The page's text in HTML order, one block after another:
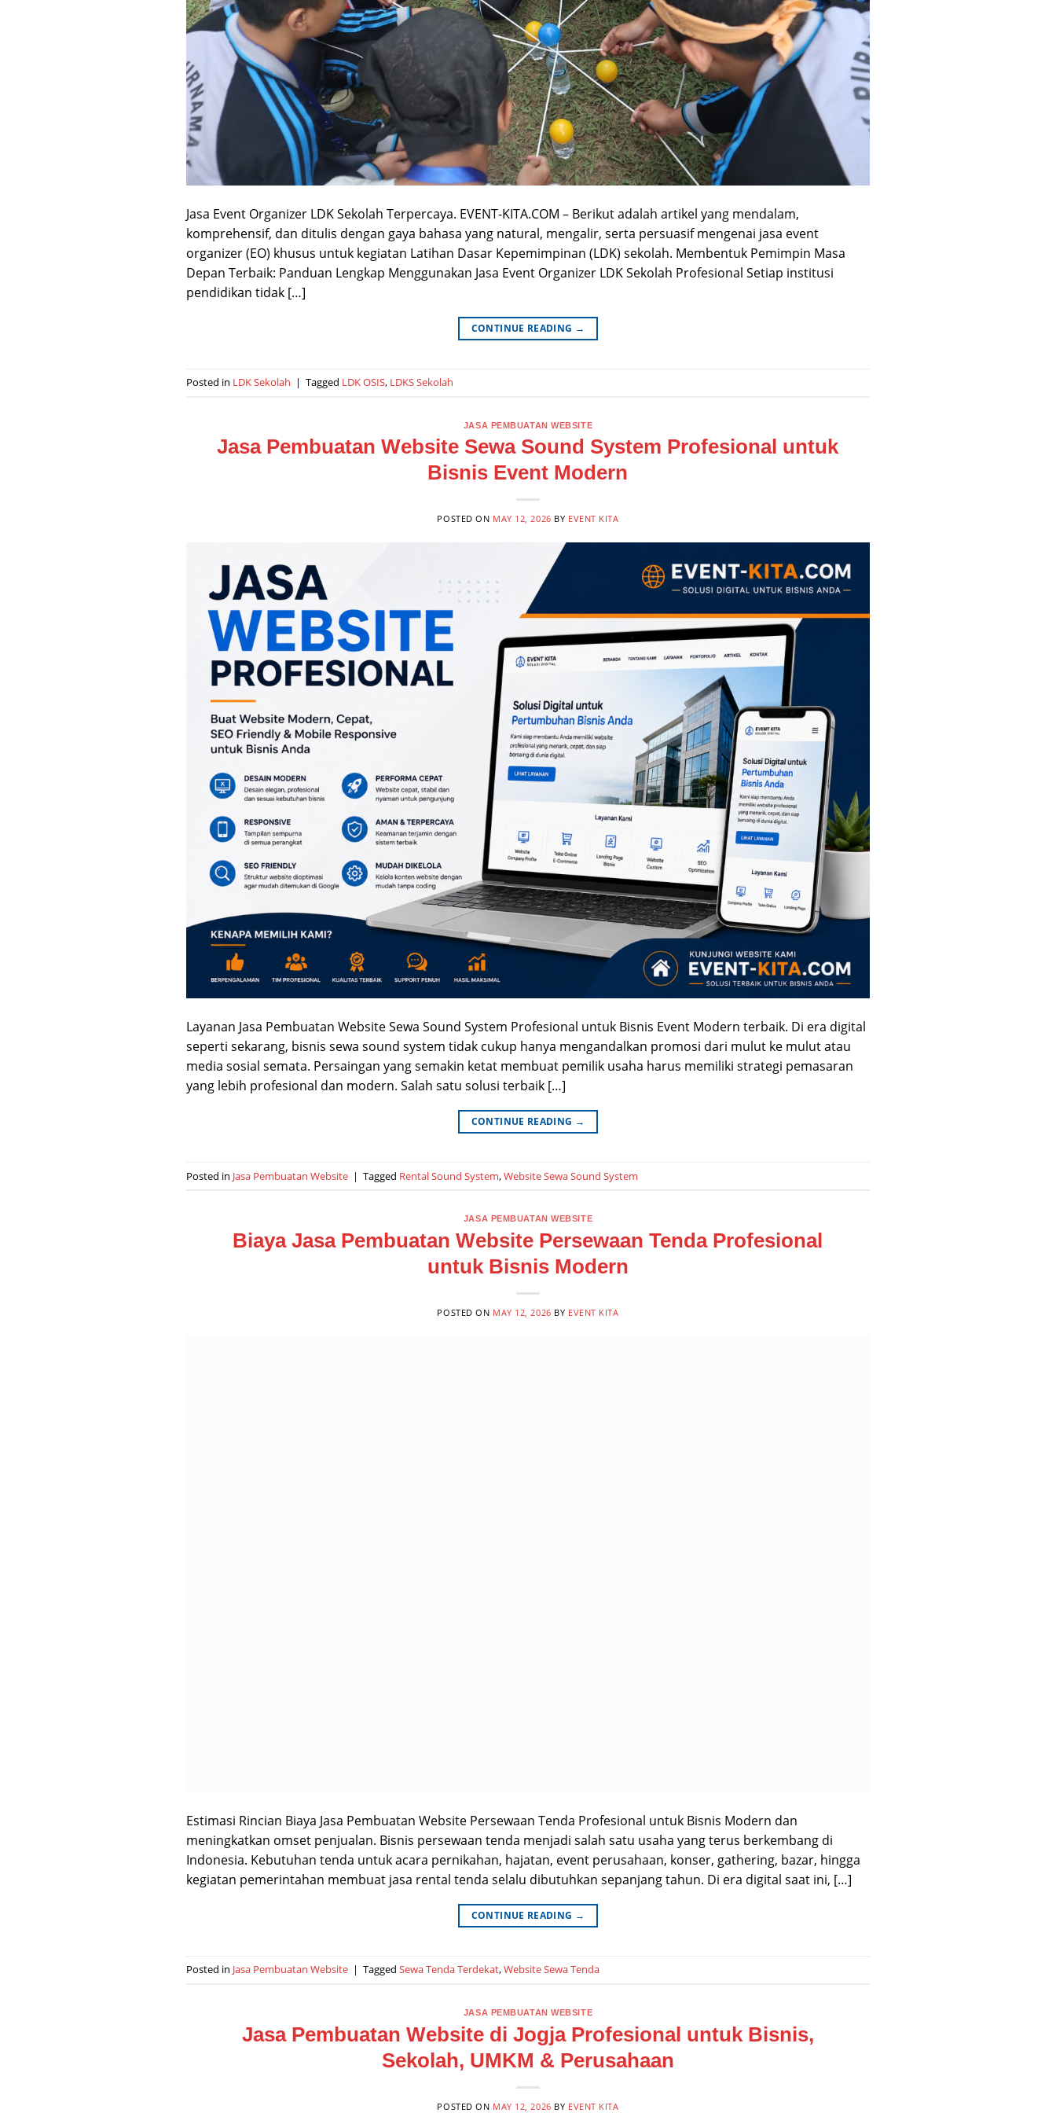
Jasa Event Organizer LDK Sekolah Terpercaya. EVENT-KITA.COM – Berikut adalah artikel yang mendalam,
komprehensif, dan ditulis dengan gaya bahasa yang natural, mengalir, serta persuasif mengenai jasa event
organizer (EO) khusus untuk kegiatan Latihan Dasar Kepemimpinan (LDK) sekolah. Membentuk Pemimpin Masa
Depan Terbaik: Panduan Lengkap Menggunakan Jasa Event Organizer LDK Sekolah Profesional Setiap institusi
pendidikan tidak […]
CONTINUE READING →
Posted in LDK Sekolah | Tagged LDK OSIS, LDKS Sekolah
JASA PEMBUATAN WEBSITE
Jasa Pembuatan Website Sewa Sound System Profesional untuk
Bisnis Event Modern
POSTED ON MAY 12, 2026 BY EVENT KITA
Layanan Jasa Pembuatan Website Sewa Sound System Profesional untuk Bisnis Event Modern terbaik. Di era digital
seperti sekarang, bisnis sewa sound system tidak cukup hanya mengandalkan promosi dari mulut ke mulut atau
media sosial semata. Persaingan yang semakin ketat membuat pemilik usaha harus memiliki strategi pemasaran
yang lebih profesional dan modern. Salah satu solusi terbaik […]
CONTINUE READING →
Posted in Jasa Pembuatan Website | Tagged Rental Sound System,Website Sewa Sound System
JASA PEMBUATAN WEBSITE
Biaya Jasa Pembuatan Website Persewaan Tenda Profesional
untuk Bisnis Modern
POSTED ON MAY 12, 2026 BY EVENT KITA
Estimasi Rincian Biaya Jasa Pembuatan Website Persewaan Tenda Profesional untuk Bisnis Modern dan
meningkatkan omset penjualan. Bisnis persewaan tenda menjadi salah satu usaha yang terus berkembang di
Indonesia. Kebutuhan tenda untuk acara pernikahan, hajatan, event perusahaan, konser, gathering, bazar, hingga
kegiatan pemerintahan membuat jasa rental tenda selalu dibutuhkan sepanjang tahun. Di era digital saat ini, […]
CONTINUE READING →
Posted in Jasa Pembuatan Website | Tagged Sewa Tenda Terdekat,Website Sewa Tenda
JASA PEMBUATAN WEBSITE
Jasa Pembuatan Website di Jogja Profesional untuk Bisnis,
Sekolah, UMKM & Perusahaan
POSTED ON MAY 12, 2026 BY EVENT KITA